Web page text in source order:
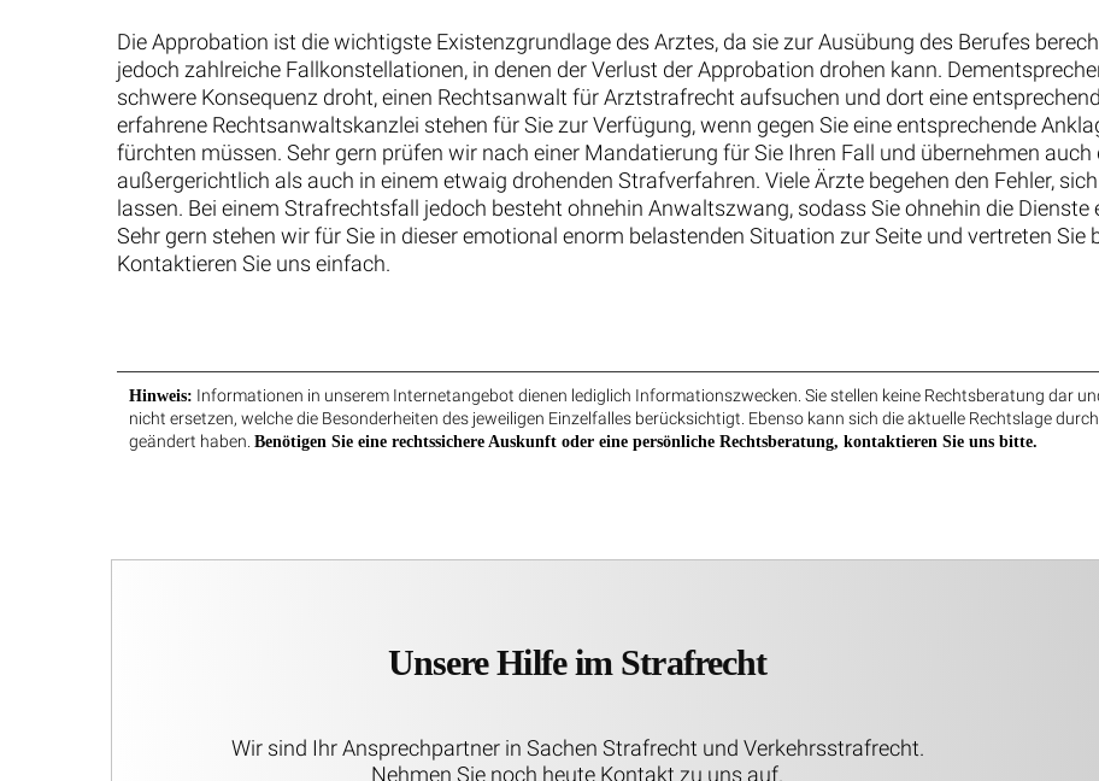
Die Approbation ist die wichtigste Existenzgrundlage des Arztes, da sie zur Ausübung des Berufes
jedoch zahlreiche Fallkonstellationen, in denen der Verlust der Approbation drohen kann.
schwere Konsequenz droht, einen Rechtsanwalt für Arztstrafrecht aufsuchen und dort eine
erfahrene Rechtsanwaltskanzlei stehen für Sie zur Verfügung, wenn gegen Sie eine entsprechende
fürchten müssen. Sehr gern prüfen wir nach einer Mandatierung für Sie Ihren Fall und übernehmen
außergerichtlich als auch in einem etwaig drohenden Strafverfahren. Viele Ärzte begehen den Fehler,
lassen. Bei einem Strafrechtsfall jedoch besteht ohnehin Anwaltszwang, sodass Sie ohnehin die
Sehr gern stehen wir für Sie in dieser emotional enorm belastenden Situation zur Seite und vertreten Sie
Kontaktieren Sie uns einfach.
Hinweis: Informationen in unserem Internetangebot dienen lediglich Informationszwecken. Sie stellen keine Rechtsberatung dar
nicht ersetzen, welche die Besonderheiten des jeweiligen Einzelfalles berücksichtigt. Ebenso kann sich die aktuelle Rechtslage
geändert haben. Benötigen Sie eine rechtssichere Auskunft oder eine persönliche Rechtsberatung, kontaktieren Sie uns bitte.
Unsere Hilfe im Strafrecht
Wir sind Ihr Ansprechpartner in Sachen Strafrecht und Verkehrsstrafrecht.
Nehmen Sie noch heute Kontakt zu uns auf.